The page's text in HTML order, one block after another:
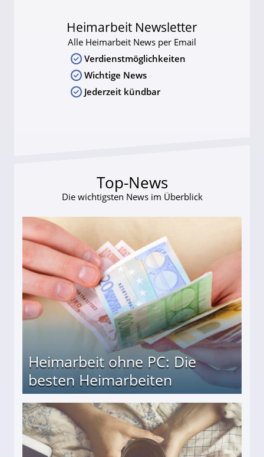
Heimarbeit Newsletter
Alle Heimarbeit News per Email
Verdienstmöglichkeiten
Wichtige News
Jederzeit kündbar
Top-News
Die wichtigsten News im Überblick
Heimarbeit ohne PC: Die
besten Heimarbeiten